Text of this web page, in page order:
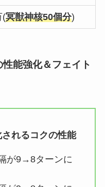
(冥獣神核50個分)
能強化＆フェイト
れるコクの性能
が9→8ターンに